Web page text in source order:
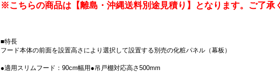
※こちらの商品は【離島・沖縄送料別途見積り】となります。ご了承
■特長
フード本体の前面を設置高さにより選択して設置する別売の化粧パネル（幕板）
●適用スリムフード：90cm幅用●吊戸棚対応高さ500mm